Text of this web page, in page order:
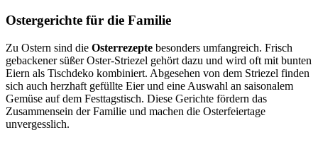
Ostergerichte für die Familie
Zu Ostern sind die Osterrezepte besonders umfangreich. Frisch
gebackener süßer Oster-Striezel gehört dazu und wird oft mit bunten
Eiern als Tischdeko kombiniert. Abgesehen von dem Striezel finden
sich auch herzhaft gefüllte Eier und eine Auswahl an saisonalem
Gemüse auf dem Festtagstisch. Diese Gerichte fördern das
Zusammensein der Familie und machen die Osterfeiertage
unvergesslich.